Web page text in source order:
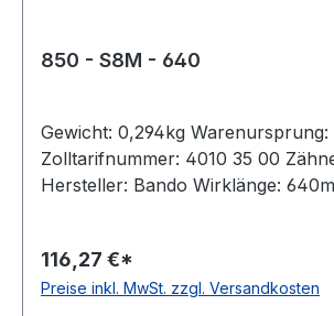
850 - S8M - 640
Gewicht: 0,294kg
Zolltarifnummer: 4010 35 00
Hersteller: Bando Wirklänge:
Norm: auf Anfrage antistatisch: ja
116,27 €*
Preise inkl. MwSt. zzgl. Versandkosten